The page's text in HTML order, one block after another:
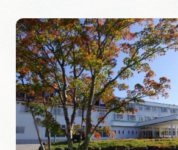
スポット・体験
イベント
グルメ
旅の予約